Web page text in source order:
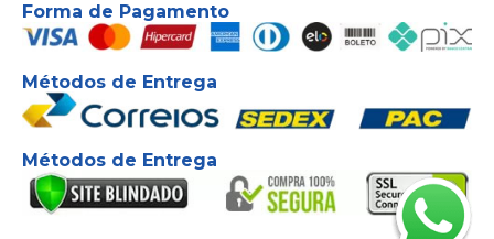
Forma de Pagamento
Métodos de Entrega
Métodos de Entrega